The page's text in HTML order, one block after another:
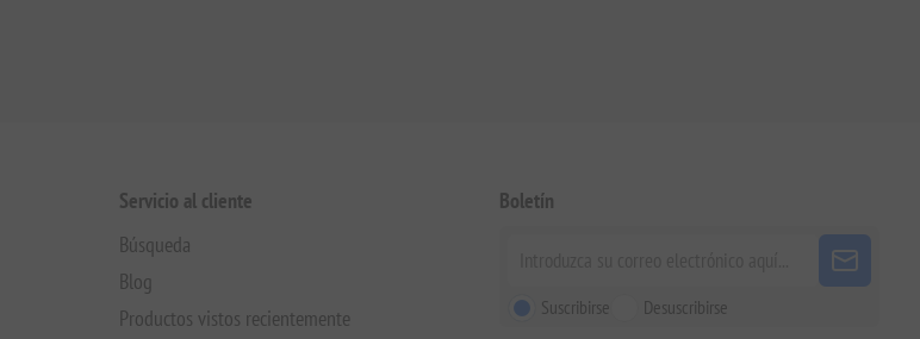
Servicio al cliente
Búsqueda
Blog
Productos vistos recientemente
Boletín
Suscribirse Desuscribirse